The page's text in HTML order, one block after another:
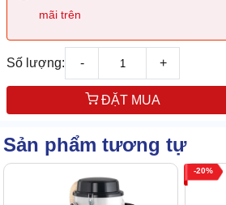
mãi trên
Số lượng: - +
ĐẶT MUA
Sản phẩm tương tự
20